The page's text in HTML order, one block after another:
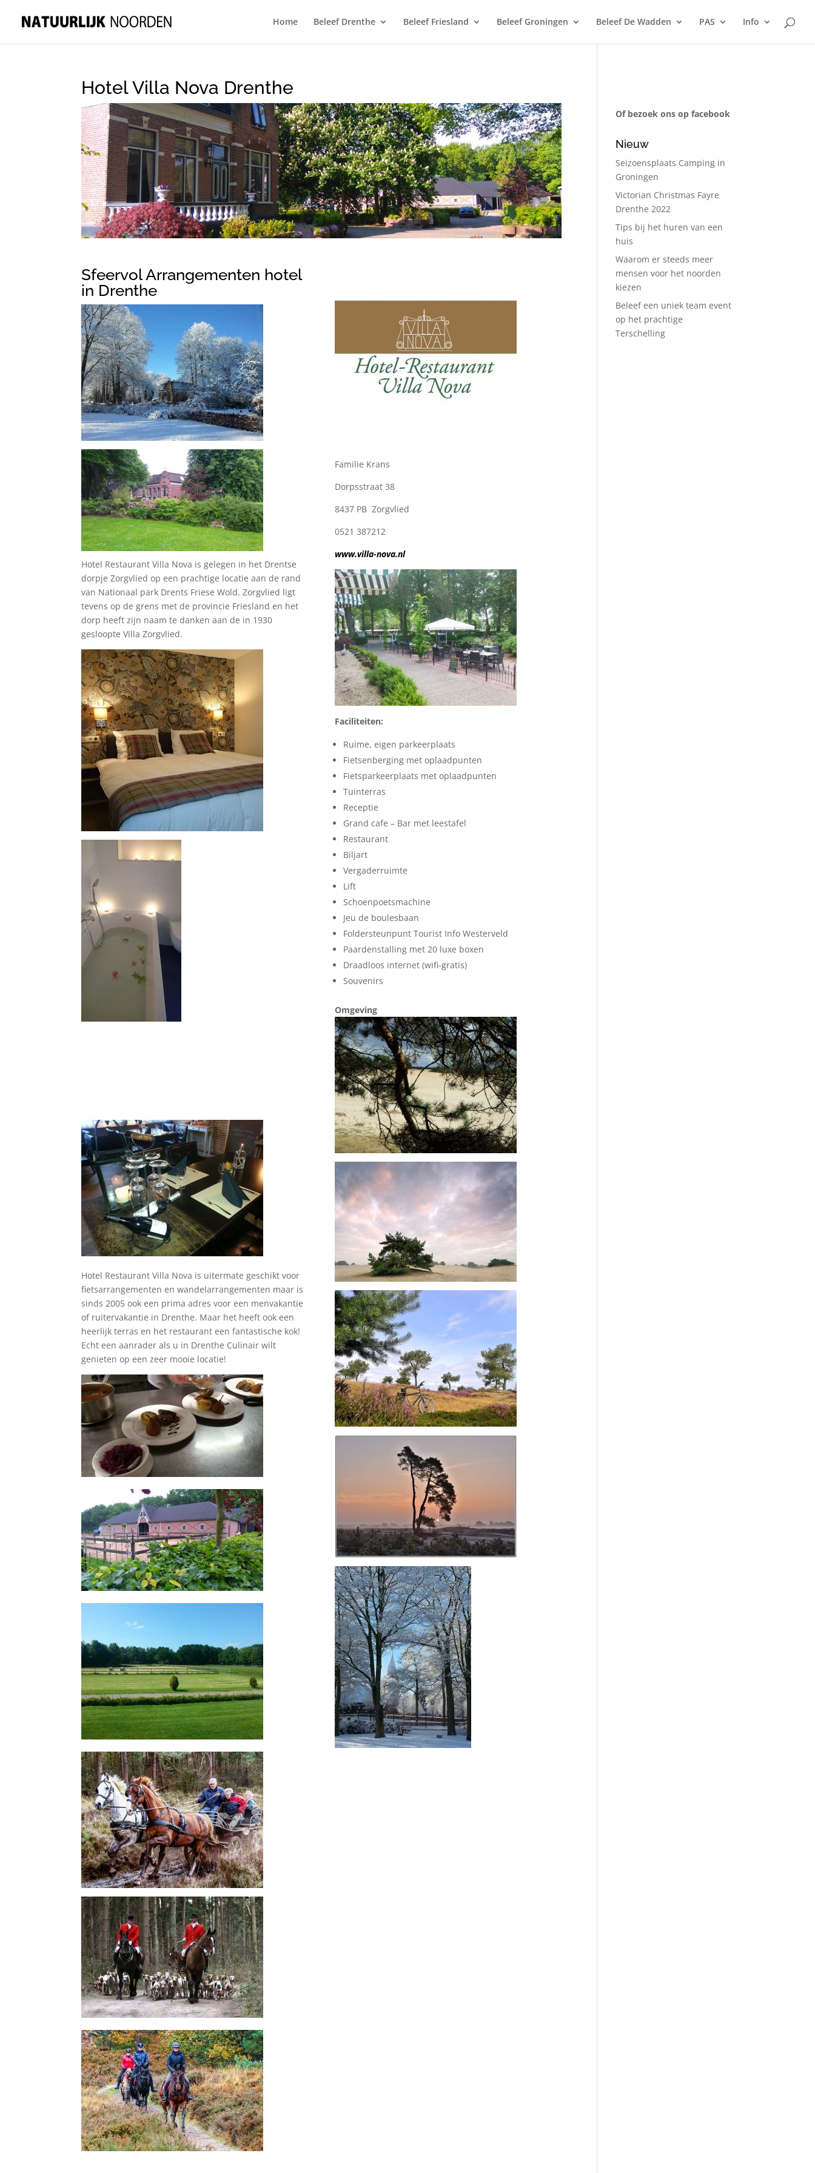
Home Beleef Drenthe Beleef Friesland Beleef Groningen Beleef De Wadden PAS Info
Hotel Villa Nova Drenthe
Sfeervol Arrangementen hotel
in Drenthe
Hotel Restaurant Villa Nova is gelegen in het Drentse
dorpje Zorgvlied op een prachtige locatie aan de rand
van Nationaal park Drents Friese Wold. Zorgvlied ligt
tevens op de grens met de provincie Friesland en het
dorp heeft zijn naam te danken aan de in 1930
gesloopte Villa Zorgvlied.
Hotel Restaurant Villa Nova is uitermate geschikt voor
fietsarrangementen en wandelarrangementen maar is
sinds 2005 ook een prima adres voor een menvakantie
of ruitervakantie in Drenthe. Maar het heeft ook een
heerlijk terras en het restaurant een fantastische kok!
Echt een aanrader als u in Drenthe Culinair wilt
genieten op een zeer mooie locatie!
Familie Krans
Dorpsstraat 38
8437 PB Zorgvlied
0521 387212
www.villa-nova.nl
Faciliteiten:
Ruime, eigen parkeerplaats
Fietsenberging met oplaadpunten
Fietsparkeerplaats met oplaadpunten
Tuinterras
Receptie
Grand cafe – Bar met leestafel
Restaurant
Biljart
Vergaderruimte
Lift
Schoenpoetsmachine
Jeu de boulesbaan
Foldersteunpunt Tourist Info Westerveld
Paardenstalling met 20 luxe boxen
Draadloos internet (wifi-gratis)
Souvenirs
Omgeving
Of bezoek ons op facebook
Nieuw
Seizoensplaats Camping in
Groningen
Victorian Christmas Fayre
Drenthe 2022
Tips bij het huren van een
huis
Waarom er steeds meer
mensen voor het noorden
kiezen
Beleef een uniek team event
op het prachtige
Terschelling